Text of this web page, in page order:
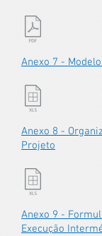
Anexo 7 -
Anexo 8 -
Projeto
Anexo 9 -
Execução